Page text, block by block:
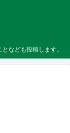
なども投稿します。